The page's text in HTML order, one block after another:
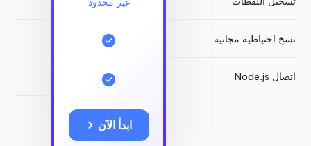
نسخ احتياطية مجانية
اتصال Node.js
ابدأ الآن